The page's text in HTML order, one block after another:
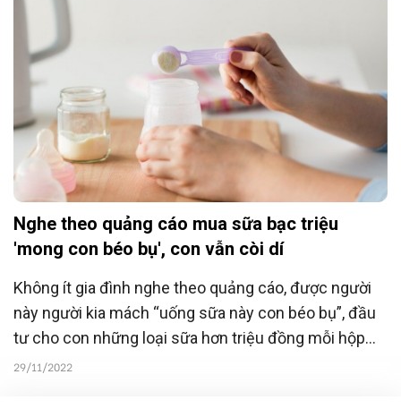
xuất với các sản phẩm nghi nhiễm khuẩn.
Nghe theo quảng cáo mua sữa bạc triệu
'mong con béo bụ', con vẫn còi dí
Không ít gia đình nghe theo quảng cáo, được người
này người kia mách “uống sữa này con béo bụ”, đầu
tư cho con những loại sữa hơn triệu đồng mỗi hộp
nhưng trẻ uống không hợp, bị đi ngoài, sụt cân.
29/11/2022